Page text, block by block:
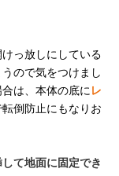
っ放しにしている
ので気をつけまし
は、本体の底に レ
倒防止にもなりお
て地面に固定でき